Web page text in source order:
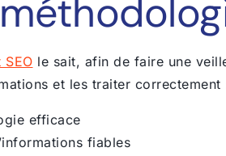
le sait, afin de faire une
et les traiter correctement
efficace
fiables